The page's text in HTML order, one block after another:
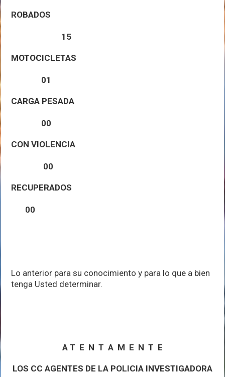
ROBADOS
15
MOTOCICLETAS
01
CARGA PESADA
00
CON VIOLENCIA
00
RECUPERADOS
00
Lo anterior para su conocimiento y para lo que a bien
tenga Usted determinar.
A T E N T A M E N T E
LOS CC AGENTES DE LA POLICIA INVESTIGADORA